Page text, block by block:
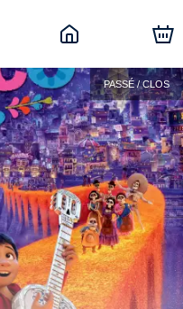
PASSÉ / CLOS